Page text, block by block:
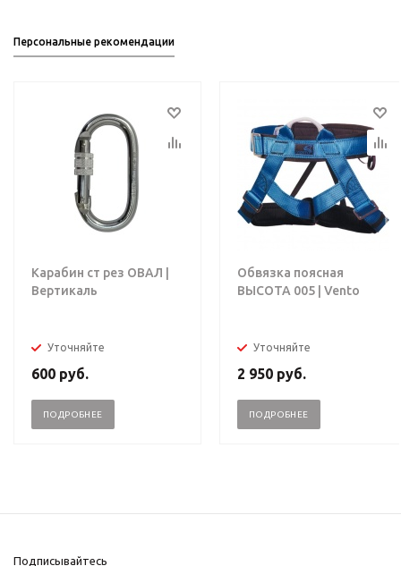
Персональные рекомендации
Карабин ст рез ОВАЛ |
Вертикаль
Уточняйте
600 руб.
ПОДРОБНЕЕ
Обвязка поясная
ВЫСОТА 005 | Vento
Уточняйте
2 950 руб.
ПОДРОБНЕЕ
Подписывайтесь